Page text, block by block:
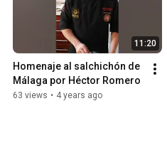
11:20
Homenaje al salchichón de
Málaga por Héctor Romero
63 views • 4 years ago